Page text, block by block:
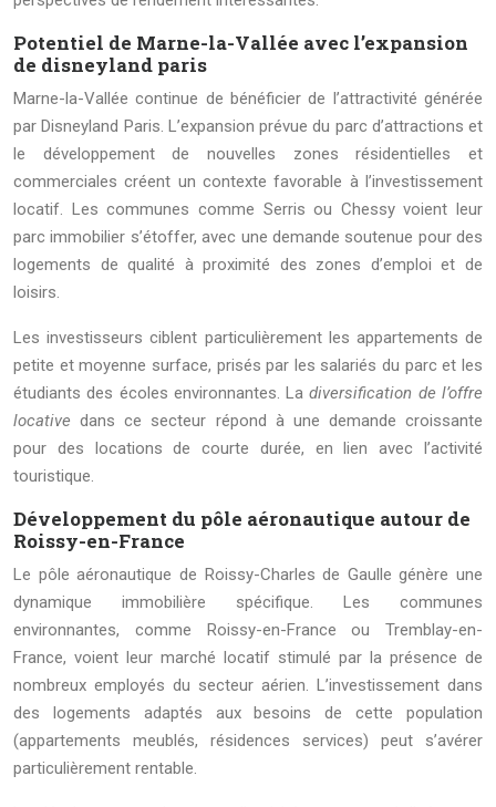
Potentiel de Marne-la-Vallée avec l’expansion
de disneyland paris
Marne-la-Vallée continue de bénéficier de l’attractivité générée
par Disneyland Paris. L’expansion prévue du parc d’attractions et
le développement de nouvelles zones résidentielles et
commerciales créent un contexte favorable à l’investissement
locatif. Les communes comme Serris ou Chessy voient leur
parc immobilier s’étoffer, avec une demande soutenue pour des
logements de qualité à proximité des zones d’emploi et de
loisirs.
Les investisseurs ciblent particulièrement les appartements de
petite et moyenne surface, prisés par les salariés du parc et les
étudiants des écoles environnantes. Ladiversification de l’offre
locativedans ce secteur répond à une demande croissante
pour des locations de courte durée, en lien avec l’activité
touristique.
Développement du pôle aéronautique autour de
Roissy-en-France
Le pôle aéronautique de Roissy-Charles de Gaulle génère une
dynamique immobilière spécifique. Les communes
environnantes, comme Roissy-en-France ou Tremblay-en-
France, voient leur marché locatif stimulé par la présence de
nombreux employés du secteur aérien. L’investissement dans
des logements adaptés aux besoins de cette population
(appartements meublés, résidences services) peut s’avérer
particulièrement rentable.